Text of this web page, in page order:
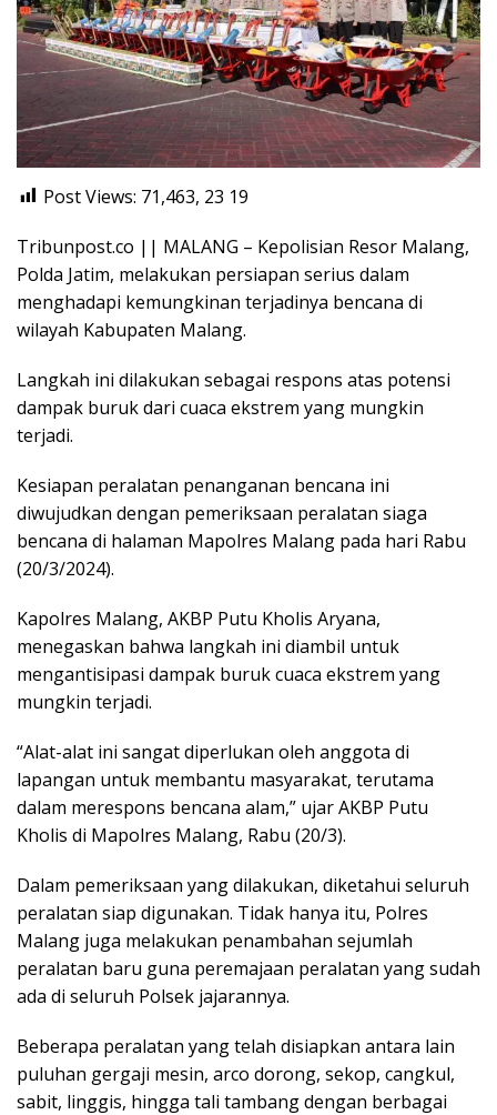
Post Views: 71,463, 23 19
Tribunpost.co || MALANG – Kepolisian Resor Malang,
Polda Jatim, melakukan persiapan serius dalam
menghadapi kemungkinan terjadinya bencana di
wilayah Kabupaten Malang.
Langkah ini dilakukan sebagai respons atas potensi
dampak buruk dari cuaca ekstrem yang mungkin
terjadi.
Kesiapan peralatan penanganan bencana ini
diwujudkan dengan pemeriksaan peralatan siaga
bencana di halaman Mapolres Malang pada hari Rabu
(20/3/2024).
Kapolres Malang, AKBP Putu Kholis Aryana,
menegaskan bahwa langkah ini diambil untuk
mengantisipasi dampak buruk cuaca ekstrem yang
mungkin terjadi.
“Alat-alat ini sangat diperlukan oleh anggota di
lapangan untuk membantu masyarakat, terutama
dalam merespons bencana alam,” ujar AKBP Putu
Kholis di Mapolres Malang, Rabu (20/3).
Dalam pemeriksaan yang dilakukan, diketahui seluruh
peralatan siap digunakan. Tidak hanya itu, Polres
Malang juga melakukan penambahan sejumlah
peralatan baru guna peremajaan peralatan yang sudah
ada di seluruh Polsek jajarannya.
Beberapa peralatan yang telah disiapkan antara lain
puluhan gergaji mesin, arco dorong, sekop, cangkul,
sabit, linggis, hingga tali tambang dengan berbagai